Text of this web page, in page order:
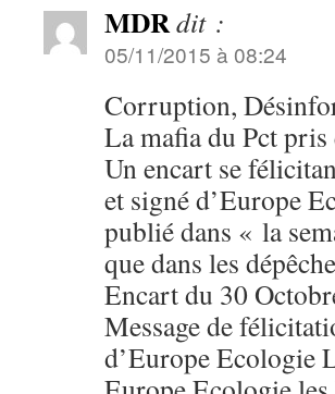
MDRdit :
05/11/2015 à 08:24
Corruption,
La mafia du Pct
Un encart se
et signé d’Europe
publié dans « la
que dans les
Encart du 30
Message de
d’Europe Ecologie